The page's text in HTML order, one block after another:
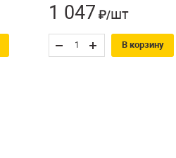
1 047 ₽/шт
В корзину